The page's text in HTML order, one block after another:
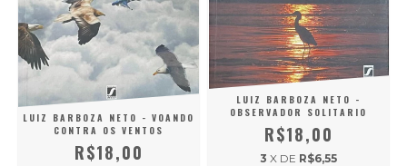
LUIZ BARBOZA NETO - VOANDO
CONTRA OS VENTOS
R$18,00
LUIZ BARBOZA NETO -
OBSERVADOR SOLITARIO
R$18,00
3 X DE R$6,55